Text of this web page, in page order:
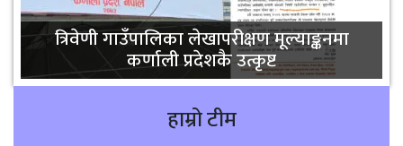
त्रिवेणी गाउँपालिका लेखापरीक्षण मूल्याङ्कनमा
कर्णाली प्रदेशकै उत्कृष्ट
हाम्रो टीम